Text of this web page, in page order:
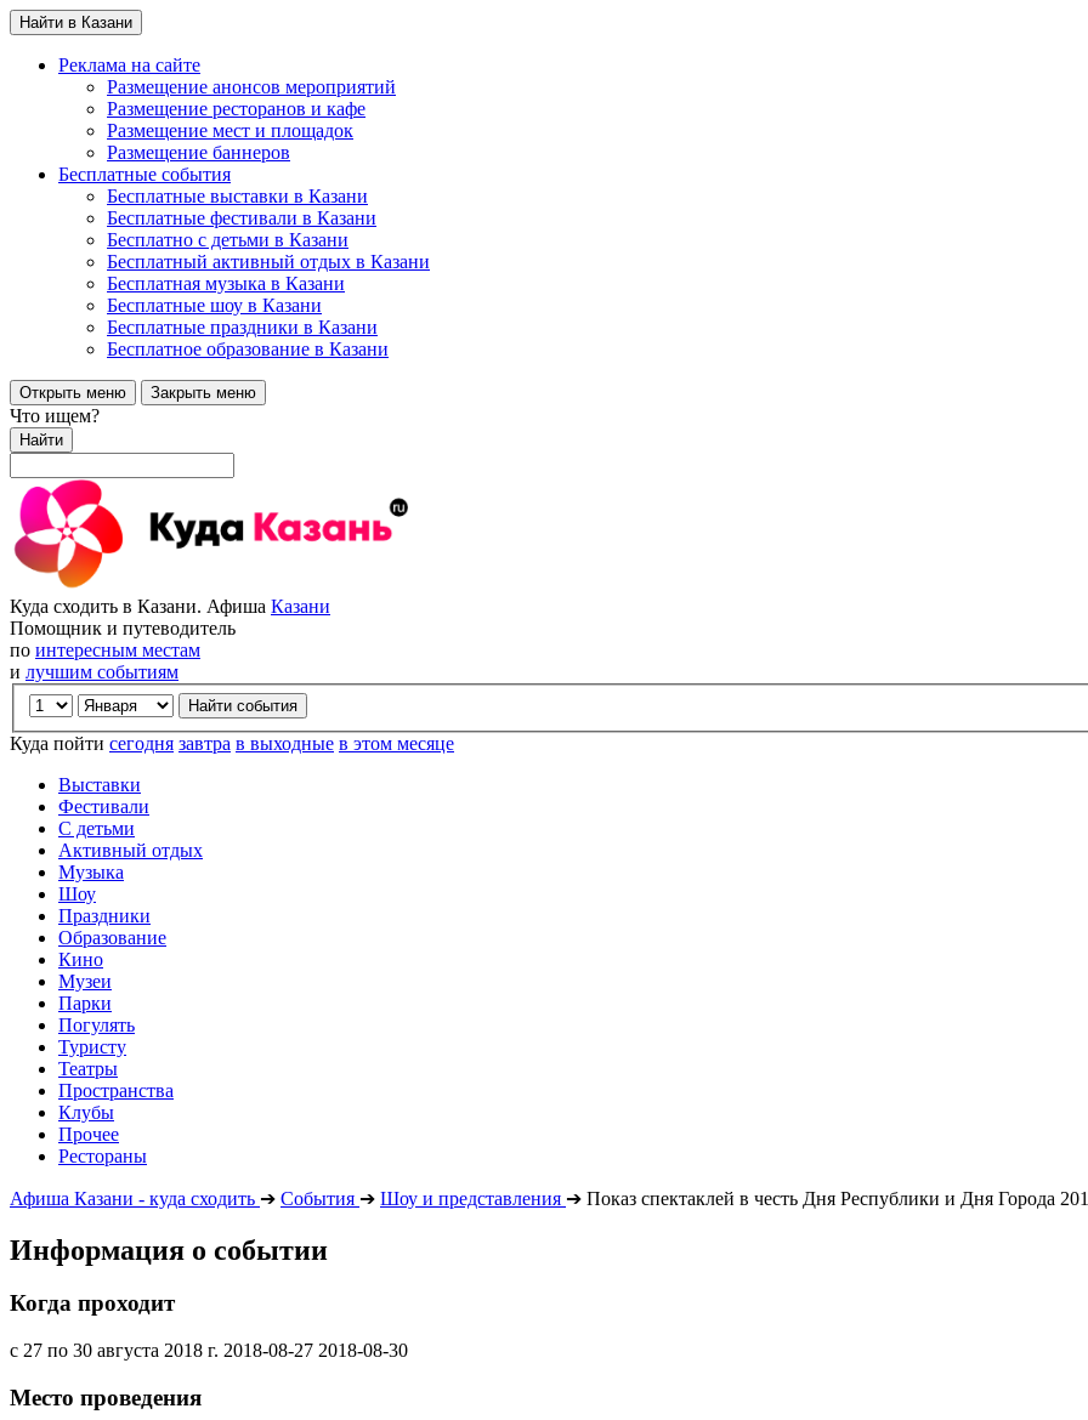
Найти в Казани
Реклама на сайте
Размещение анонсов мероприятий
Размещение ресторанов и кафе
Размещение мест и площадок
Размещение баннеров
Бесплатные события
Бесплатные выставки в Казани
Бесплатные фестивали в Казани
Бесплатно с детьми в Казани
Бесплатный активный отдых в Казани
Бесплатная музыка в Казани
Бесплатные шоу в Казани
Бесплатные праздники в Казани
Бесплатное образование в Казани
Открыть меню Закрыть меню
Что ищем?
Найти
Куда сходить в Казани. Афиша Казани
Помощник и путеводитель
по интересным местам
и лучшим событиям
Куда пойти сегодня завтра в выходные в этом месяце
Выставки
Фестивали
С детьми
Активный отдых
Музыка
Шоу
Праздники
Образование
Кино
Музеи
Парки
Погулять
Туристу
Театры
Пространства
Клубы
Прочее
Рестораны
Афиша Казани - куда сходить ➔ События ➔ Шоу и представления ➔ Показ спектаклей в честь Дня Республики и Дня Города
Информация о событии
Когда проходит
с 27 по 30 августа 2018 г. 2018-08-27 2018-08-30
Место проведения